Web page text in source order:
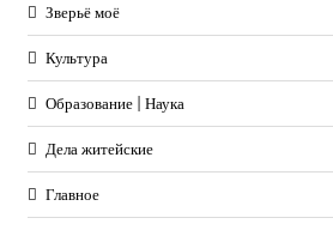
Зверьё моё
Культура
Образование | Наука
Дела житейские
Главное